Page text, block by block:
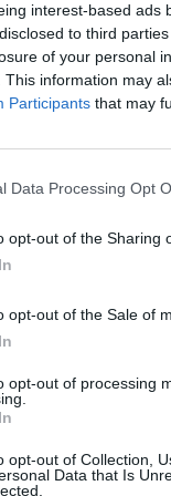
interest-based ads
to third
of your personal
This information may
Participants that may
Data Processing Opt
opt-out of the Sharing
opt-out of the Sale of
opt-out of processing
opt-out of Collection,
Data that Is
ΕΝΩΣΗ
ΠΑΕ
για
της
(5) βαθμών